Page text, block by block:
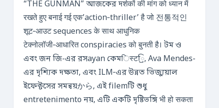
“THE GUNMAN” আজকের দर्शकों की मांग को ध्यान में
रखते हुए बनाई गई एक’action‑thriller’ है जो 전통적인
शूट‑आउट sequences के साथ आधुनिक
टेक्नोलॉजी‑आधारित conspiracies को बुनती है। টম ও
এবং জন জি-এর রসayan কেমिस्ट্রি, Ava Mendes-
এর দৃশ্যিক দক্ষতা, এবং ILM‑এর উন্নত ভিজ্যুয়াল
ইফেক্টসের সমন্বয়から, এই filemটি শুধু
entretenimento নয়, এটি একটি দৃষ্টিভঙ্গি भी हो सकता